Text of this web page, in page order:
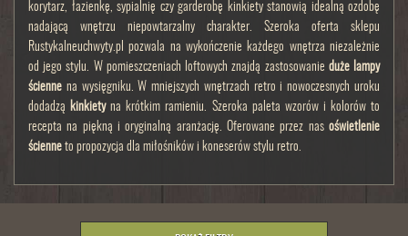
korytarz, łazienkę, sypialnię czy garderobę kinkiety stanowią idealną ozdobę
nadającą wnętrzu niepowtarzalny charakter. Szeroka oferta sklepu
Rustykalneuchwyty.pl pozwala na wykończenie każdego wnętrza niezależnie
od jego stylu. W pomieszczeniach loftowych znajdą zastosowanie duże lampy
ścienne na wysięgniku. W mniejszych wnętrzach retro i nowoczesnych uroku
dodadzą kinkietyna krótkim ramieniu. Szeroka paleta wzorów i kolorów to
recepta na piękną i oryginalną aranżację. Oferowane przez nas oświetlenie
ścienne to propozycja dla miłośników i koneserów stylu retro.